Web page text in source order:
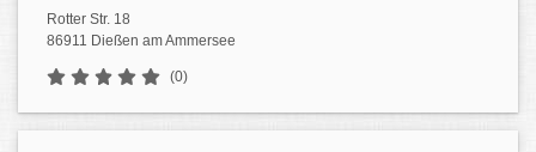
Rotter Str. 18
86911 Dießen am Ammersee
(0)